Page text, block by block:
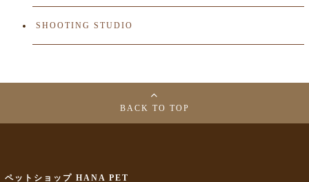
SHOOTING STUDIO
BACK TO TOP
ペットショップ HANA PET